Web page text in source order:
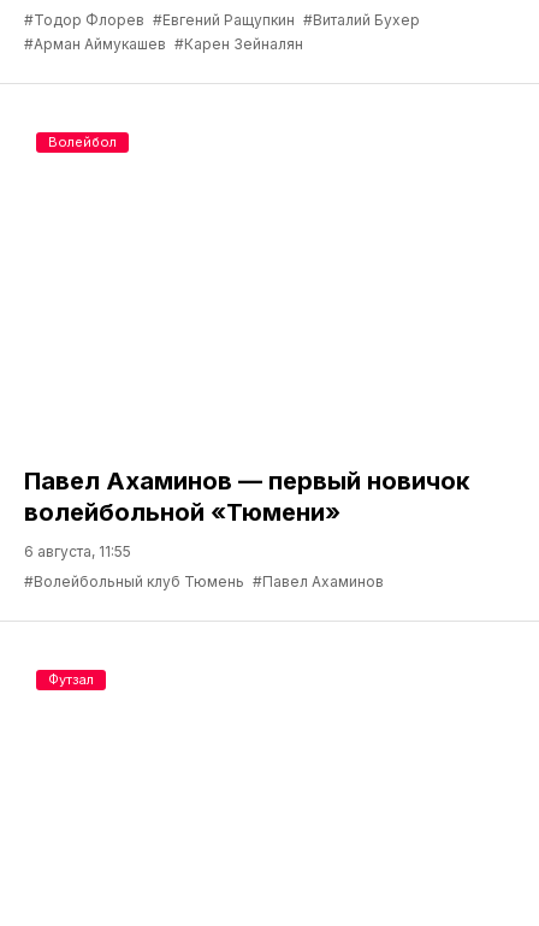
#Тодор Флорев #Евгений Ращупкин #Виталий Бухер
#Арман Аймукашев #Карен Зейналян
Павел Ахаминов — первый новичок
волейбольной «Тюмени»
6 августа, 11:55
#Волейбольный клуб Тюмень #Павел Ахаминов
Волейбол
Футзал